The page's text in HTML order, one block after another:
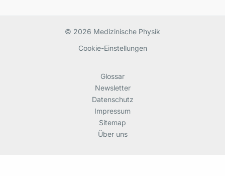
© 2026 Medizinische Physik
Cookie-Einstellungen
Glossar
Newsletter
Datenschutz
Impressum
Sitemap
Über uns